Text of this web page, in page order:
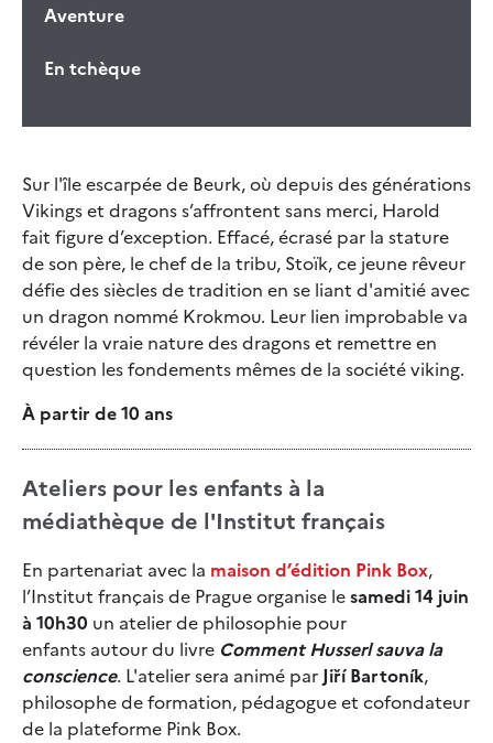
Aventure
En tchèque
Sur l'île escarpée de Beurk, où depuis des générations
Vikings et dragons s’affrontent sans merci, Harold
fait figure d’exception. Effacé, écrasé par la stature
de son père, le chef de la tribu, Stoïk, ce jeune rêveur
défie des siècles de tradition en se liant d'amitié avec
un dragon nommé Krokmou. Leur lien improbable va
révéler la vraie nature des dragons et remettre en
question les fondements mêmes de la société viking.
À partir de 10 ans
Ateliers pour les enfants à la
médiathèque de l'Institut français
En partenariat avec la maison d’édition Pink Box,
l’Institut français de Prague organise lesamedi 14 juin
à 10h30 un atelier de philosophie pour
enfants autour du livre Comment Husserl sauva la
conscience. L'atelier sera animé par Jiří Bartoník,
philosophe de formation, pédagogue et cofondateur
de la plateforme Pink Box.